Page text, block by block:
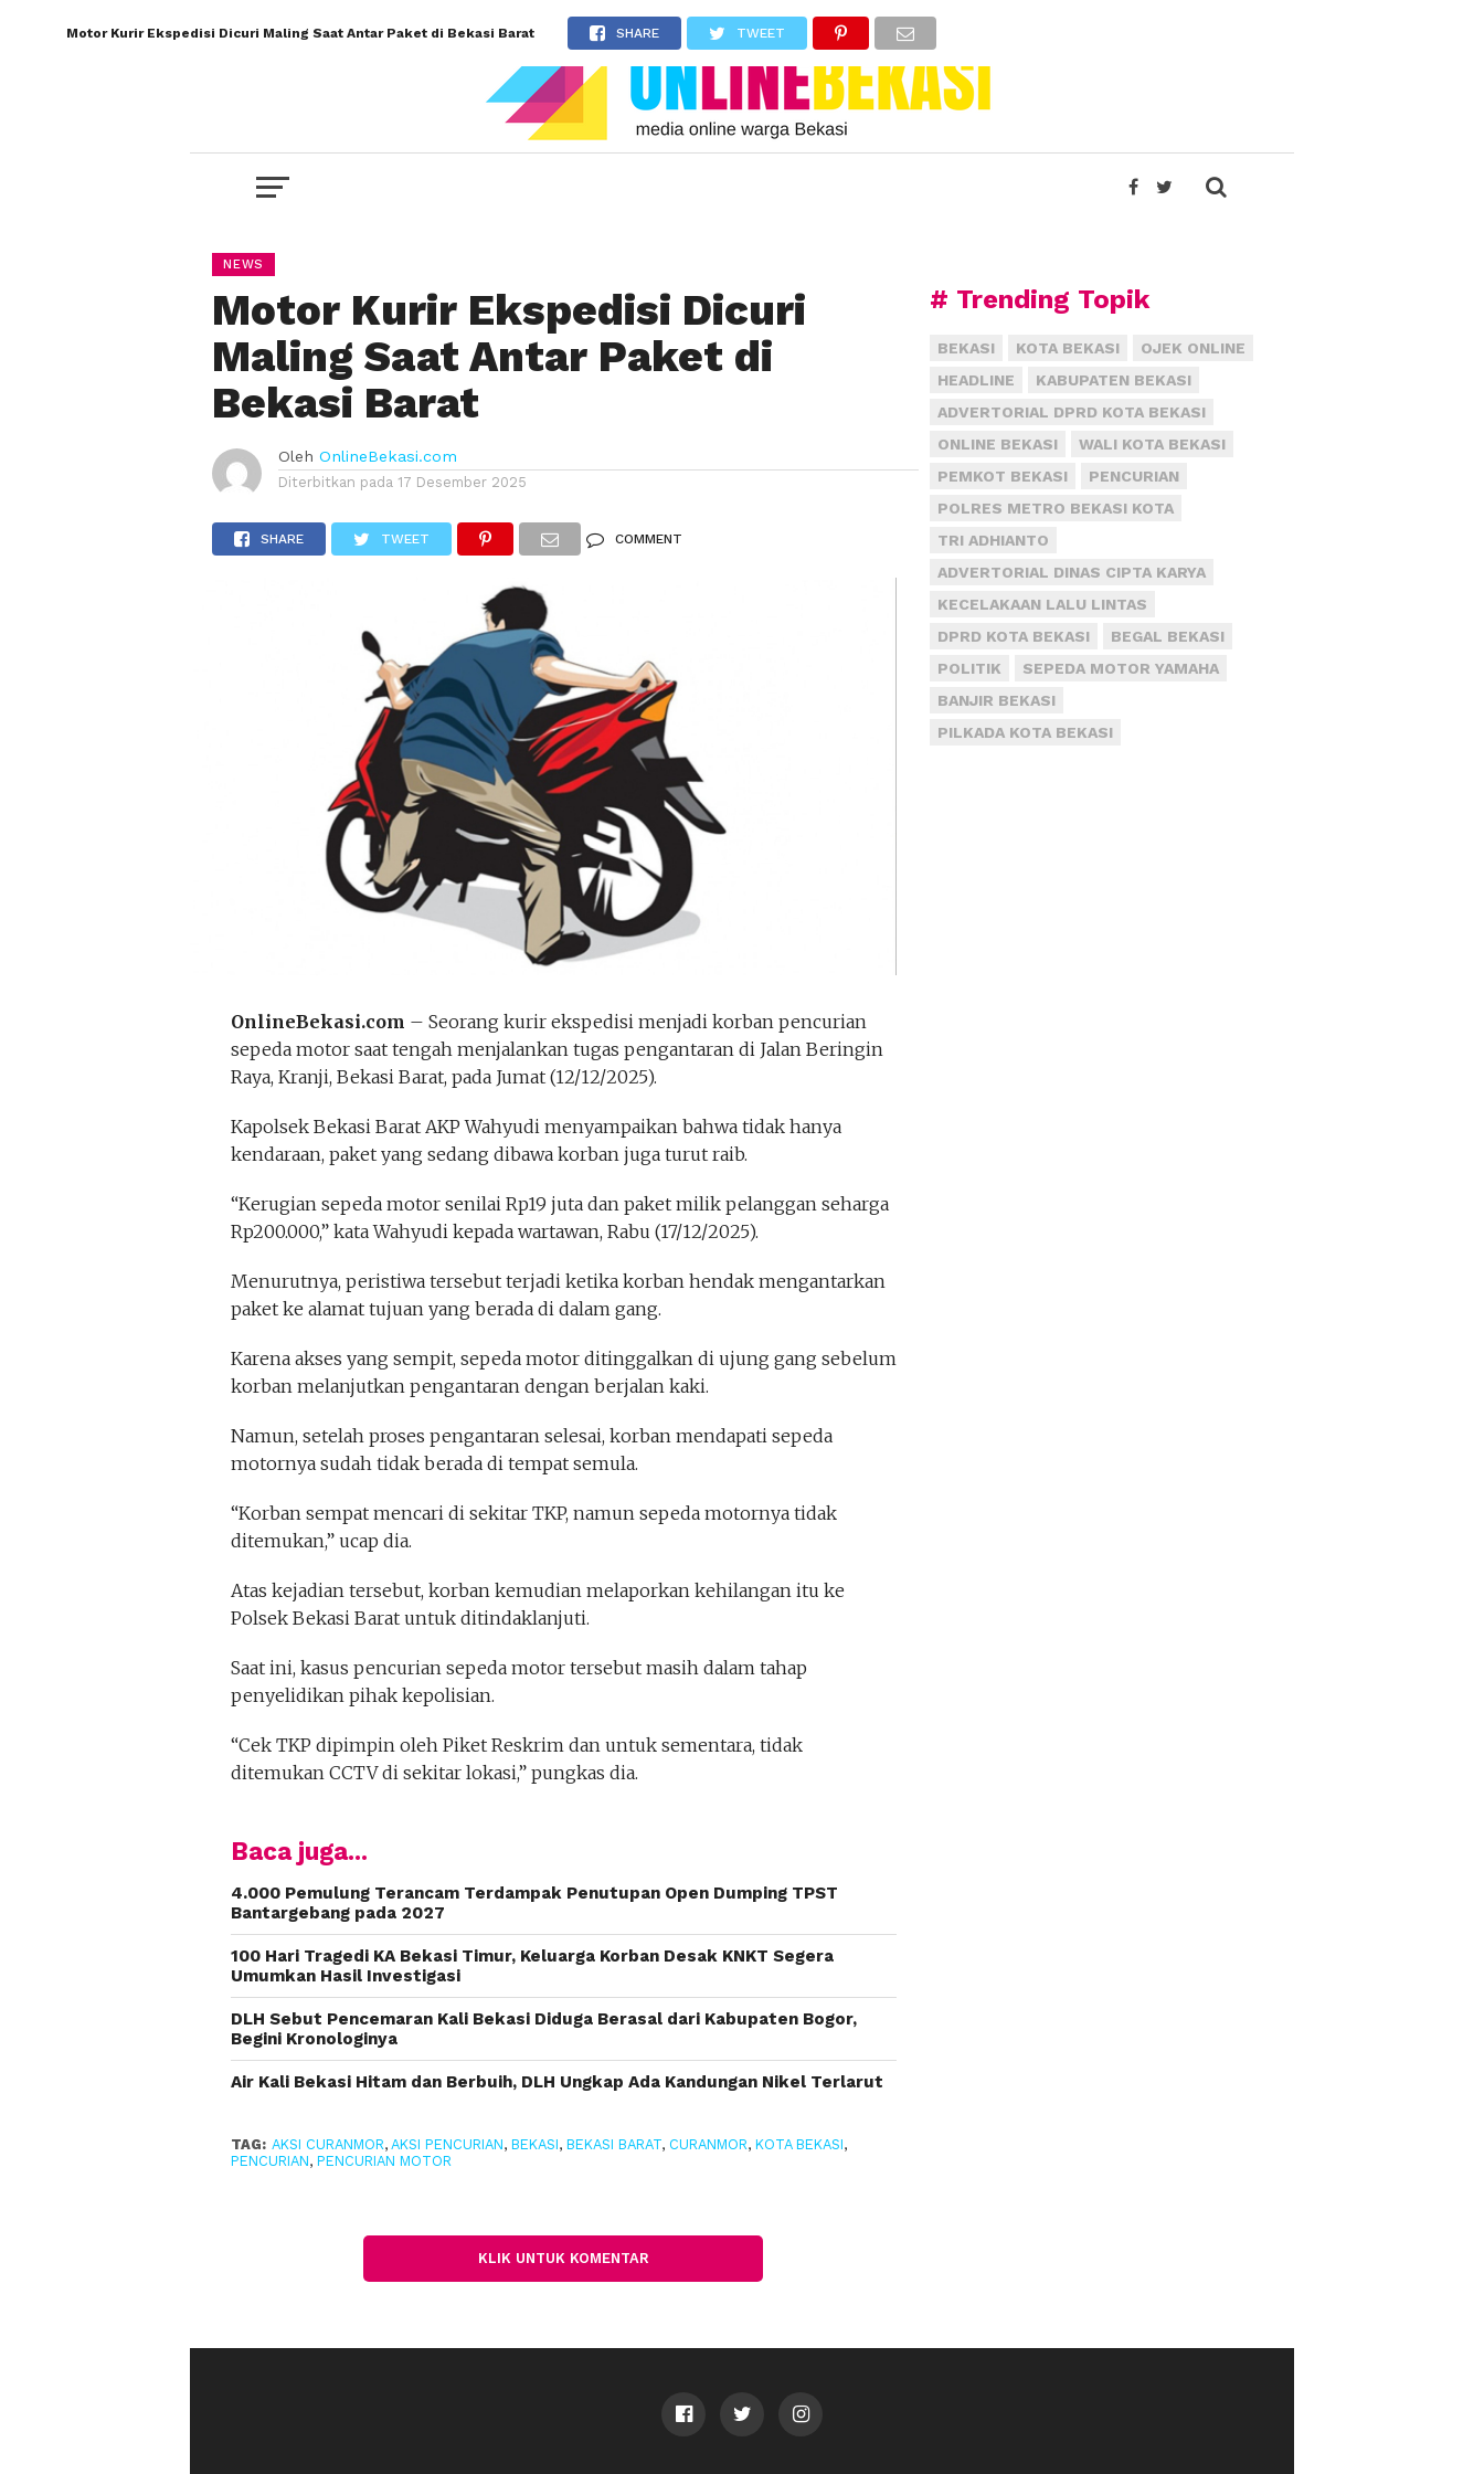
Motor Kurir Ekspedisi Dicuri Maling Saat Antar Paket di Bekasi Barat SHARE TWEET
NEWS
Motor Kurir Ekspedisi Dicuri
Maling Saat Antar Paket di
Bekasi Barat
Oleh OnlineBekasi.com
Diterbitkan pada 17 Desember 2025
SHARE TWEET COMMENT
OnlineBekasi.com – Seorang kurir ekspedisi menjadi korban pencurian
sepeda motor saat tengah menjalankan tugas pengantaran di Jalan Beringin
Raya, Kranji, Bekasi Barat, pada Jumat (12/12/2025).
Kapolsek Bekasi Barat AKP Wahyudi menyampaikan bahwa tidak hanya
kendaraan, paket yang sedang dibawa korban juga turut raib.
“Kerugian sepeda motor senilai Rp19 juta dan paket milik pelanggan seharga
Rp200.000,” kata Wahyudi kepada wartawan, Rabu (17/12/2025).
Menurutnya, peristiwa tersebut terjadi ketika korban hendak mengantarkan
paket ke alamat tujuan yang berada di dalam gang.
Karena akses yang sempit, sepeda motor ditinggalkan di ujung gang sebelum
korban melanjutkan pengantaran dengan berjalan kaki.
Namun, setelah proses pengantaran selesai, korban mendapati sepeda
motornya sudah tidak berada di tempat semula.
“Korban sempat mencari di sekitar TKP, namun sepeda motornya tidak
ditemukan,” ucap dia.
Atas kejadian tersebut, korban kemudian melaporkan kehilangan itu ke
Polsek Bekasi Barat untuk ditindaklanjuti.
Saat ini, kasus pencurian sepeda motor tersebut masih dalam tahap
penyelidikan pihak kepolisian.
“Cek TKP dipimpin oleh Piket Reskrim dan untuk sementara, tidak
ditemukan CCTV di sekitar lokasi,” pungkas dia.
Baca juga...
4.000 Pemulung Terancam Terdampak Penutupan Open Dumping TPST
Bantargebang pada 2027
100 Hari Tragedi KA Bekasi Timur, Keluarga Korban Desak KNKT Segera
Umumkan Hasil Investigasi
DLH Sebut Pencemaran Kali Bekasi Diduga Berasal dari Kabupaten Bogor,
Begini Kronologinya
Air Kali Bekasi Hitam dan Berbuih, DLH Ungkap Ada Kandungan Nikel Terlarut
TAG: AKSI CURANMOR, AKSI PENCURIAN, BEKASI, BEKASI BARAT, CURANMOR, KOTA BEKASI,
PENCURIAN, PENCURIAN MOTOR
KLIK UNTUK KOMENTAR
# Trending Topik
BEKASI KOTA BEKASI
OJEK ONLINE
HEADLINE
KABUPATEN BEKASI
ADVERTORIAL DPRD KOTA BEKASI
ONLINE BEKASI
WALI KOTA BEKASI
PEMKOT BEKASI
PENCURIAN
POLRES METRO BEKASI KOTA
TRI ADHIANTO
ADVERTORIAL DINAS CIPTA KARYA
KECELAKAAN LALU LINTAS
DPRD KOTA BEKASI
BEGAL BEKASI
POLITIK
SEPEDA MOTOR YAMAHA
BANJIR BEKASI
PILKADA KOTA BEKASI